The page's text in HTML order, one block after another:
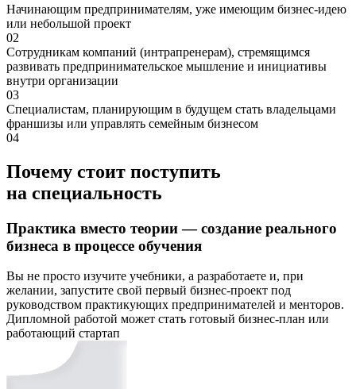
Начинающим предпринимателям, уже имеющим бизнес-идею
или небольшой проект
02
Сотрудникам компаний (интрапренерам), стремящимся
развивать предпринимательское мышление и инициативы
внутри организации
03
Специалистам, планирующим в будущем стать владельцами
франшизы или управлять семейным бизнесом
04
Почему стоит поступить
на специальность
Практика вместо теории — создание реального
бизнеса в процессе обучения
Вы не просто изучите учебники, а разработаете и, при
желании, запустите свой первый бизнес-проект под
руководством практикующих предпринимателей и менторов.
Дипломной работой может стать готовый бизнес-план или
работающий стартап